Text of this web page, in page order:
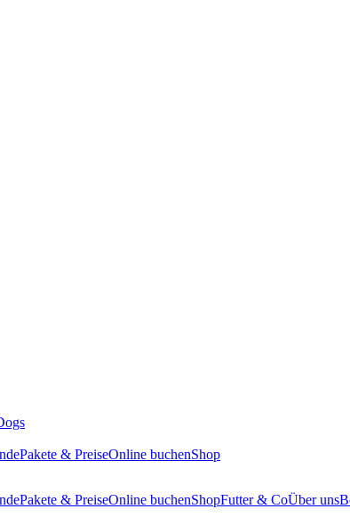
Pakete & PreiseOnline buchenShop
Pakete & PreiseOnline buchenShopFutter & CoÜber uns